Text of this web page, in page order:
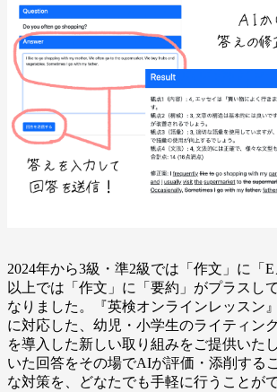
2024年から3級・準2級では「作文」に「
以上では「作文」に「要約」がプラスし
なりました。『英検オンラインレッスン
に対応した、幼児・小学生のライティン
を導入した新しい取り組みをご提供いた
いた回答をその場でAIが評価・添削する
な対策を、どなたでも手軽に行うことが